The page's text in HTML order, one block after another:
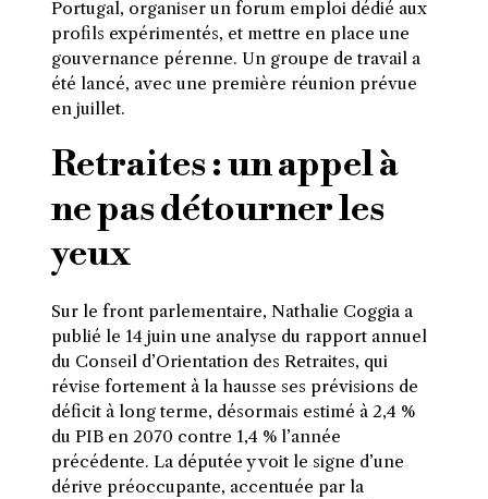
Portugal, organiser un forum emploi dédié aux
profils expérimentés, et mettre en place une
gouvernance pérenne. Un groupe de travail a
été lancé, avec une première réunion prévue
en juillet.
Retraites : un appel à
ne pas détourner les
yeux
Sur le front parlementaire, Nathalie Coggia a
publié le 14 juin une analyse du rapport annuel
du Conseil d’Orientation des Retraites, qui
révise fortement à la hausse ses prévisions de
déficit à long terme, désormais estimé à 2,4 %
du PIB en 2070 contre 1,4 % l’année
précédente. La députée y voit le signe d’une
dérive préoccupante, accentuée par la